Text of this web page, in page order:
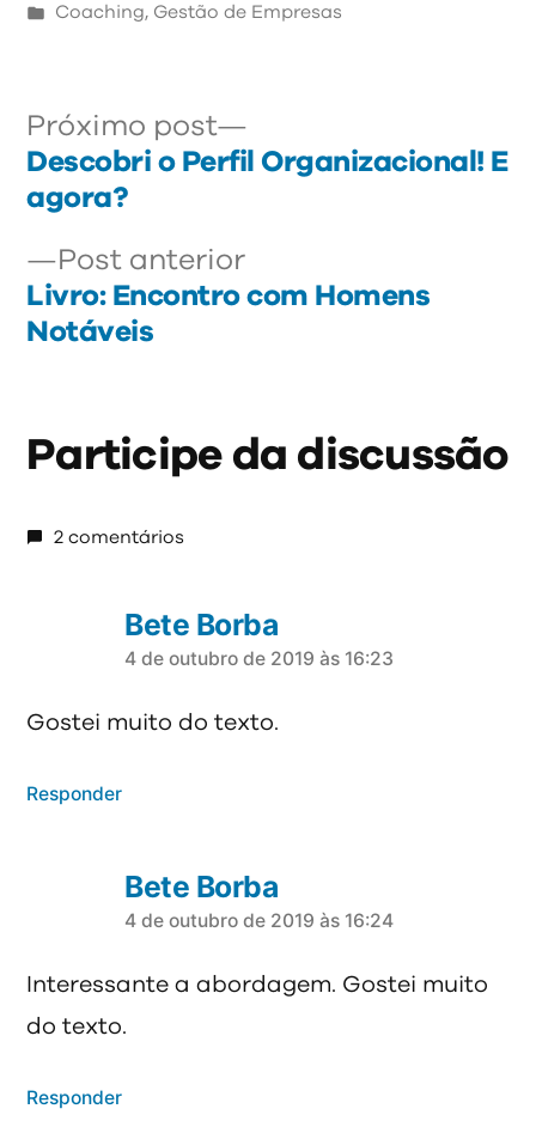
por
Publicado
Coaching, Gestão de Empresas
Navegação
de
PostPost anteriorPost
anterior:
Livro: Encontro com Homens
Notáveis
Próximo post
post:
Descobri o Perfil Organizacional! E
agora?
Participe da discussão
2 comentários
Bete Borba
diz:
4 de outubro de 2019 às 16:23
Gostei muito do texto.
Responder
Bete Borba
diz:
4 de outubro de 2019 às 16:24
Interessante a abordagem. Gostei muito
do texto.
Responder